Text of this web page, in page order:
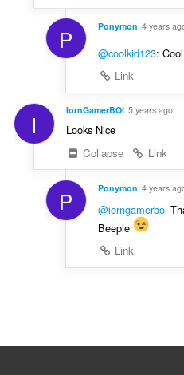
P Ponymon 4 years
@coolkid123: Cool
Link
I IornGamerBOI 5 years ago
Looks Nice
Collapse
Link
P Ponymon 4 years
@iorngamerboi
Beeple
Link